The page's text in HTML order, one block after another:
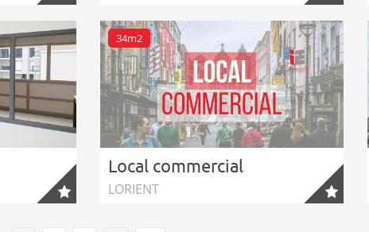
34m2
Local commercial
LORIENT